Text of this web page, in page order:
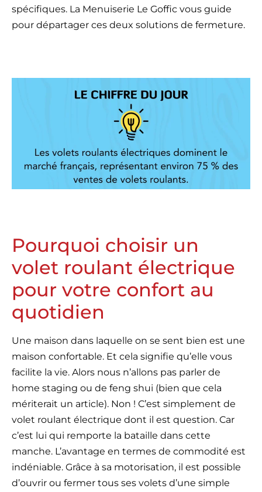
spécifiques. La Menuiserie Le Goffic vous guide
pour départager ces deux solutions de fermeture.
Pourquoi choisir un
volet roulant électrique
pour votre confort au
quotidien
Une maison dans laquelle on se sent bien est une
maison confortable. Et cela signifie qu’elle vous
facilite la vie. Alors nous n’allons pas parler de
home staging ou de feng shui (bien que cela
mériterait un article). Non ! C’est simplement de
volet roulant électrique dont il est question. Car
c’est lui qui remporte la bataille dans cette
manche. L’avantage en termes de commodité est
indéniable. Grâce à sa motorisation, il est possible
d’ouvrir ou fermer tous ses volets d’une simple